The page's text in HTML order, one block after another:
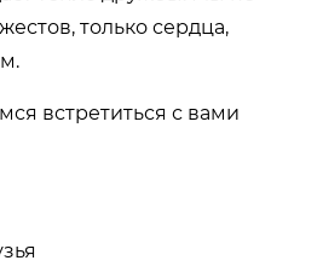
только сердца,
встретиться с вами